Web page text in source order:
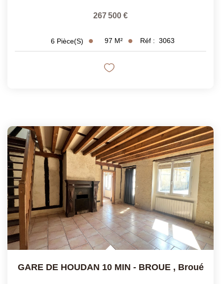
267 500 €
6 Pièce(s) 97 M² Réf : 3063
GARE DE HOUDAN 10 MIN - BROUE , Broué